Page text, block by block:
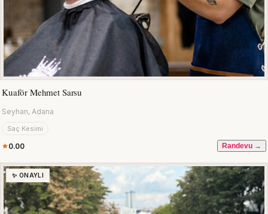
Kuaför Mehmet Sarsu
Seyhan, Adana
Saç Kesimi
0.00 Randevu →
✨ ONAYLI